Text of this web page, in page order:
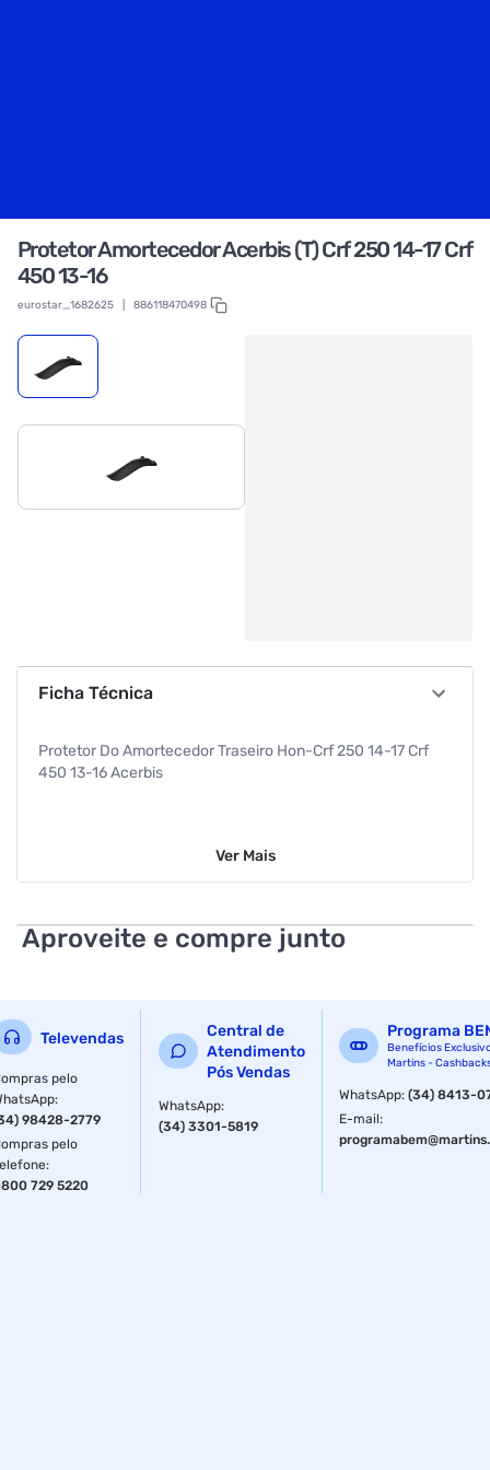
Protetor Amortecedor Acerbis (T) Crf 250 14-17 Crf
450 13-16
eurostar_1682625 886118470498
Ficha Técnica
Protetor Do Amortecedor Traseiro Hon-Crf 250 14-17 Crf
450 13-16 Acerbis
Ver Mais
Aproveite e compre junto
Televendas
pelo
:
98428-2779
pelo
:
729 5220
Central de
Atendimento
Pós Vendas
WhatsApp:
(34) 3301-5819
Programa
Benefícios
Martins -
WhatsApp:(34) 8413-
E-mail: